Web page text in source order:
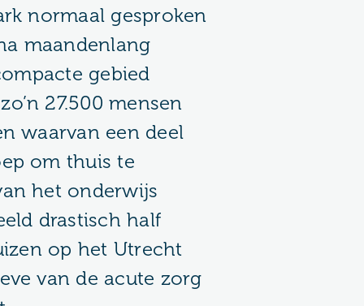
normaal gesproken
maandenlang
gebied
27.500 mensen
waarvan een deel
om thuis te
het onderwijs
drastisch half
op het Utrecht
van de acute zorg